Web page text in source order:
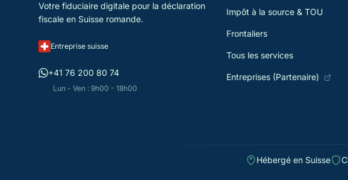
Votre fiduciaire digitale pour la déclaration
fiscale en Suisse romande.
Entreprise suisse
+41 76 200 80 74
Lun - Ven : 9h00 - 18h00
Impôt à la source & TOU
Frontaliers
Tous les services
Entreprises (Partenaire)
Hébergé en Suisse